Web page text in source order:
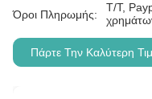
Όροι Πληρωμής:
T/T,
Πάρτε Την Καλύτερη